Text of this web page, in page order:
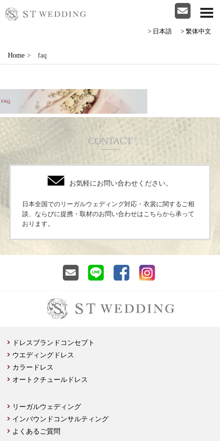
>日本語 >繁体中文
Home > faq
CONTACT
お気軽にお問い合わせください。
日本全国でのリーガルウェディング対応・衣裳に関するご相
談、ならびに提携・取材のお問い合わせはこちらから承って
おります。
ドレスブランドコンセプト
ウエディングドレス
カラードレス
オートクチュールドレス
リーガルウェディング
インバウンドコンサルティング
よくあるご質問